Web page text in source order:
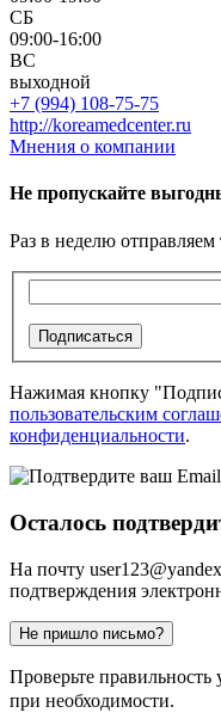
СБ
09:00-16:00
ВС
выходной
+7 (994) 108-75-75
http://koreamedcenter.ru
Мнения о компании
Не пропускайте
Раз в неделю отправляем
Подписаться
Нажимая кнопку
пользовательским
конфиденциальности.
Осталось
На почту
подтверждения
Не пришло письмо?
Проверьте правильность
при необходимости.